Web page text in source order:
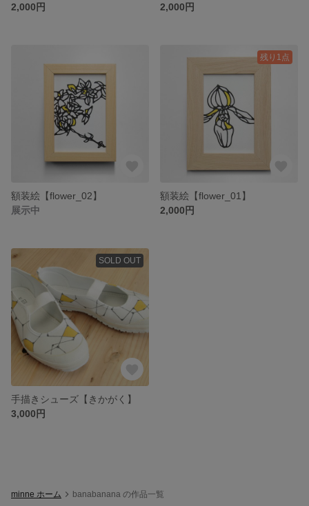
2,000円
2,000円
額装絵【flower_02】
展示中
残り1点
額装絵【flower_01】
2,000円
SOLD OUT
手描きシューズ【きかがく】
3,000円
minne ホーム banabanana の作品一覧